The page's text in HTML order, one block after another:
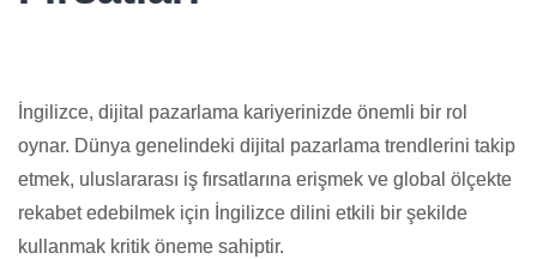
İngilizce, dijital pazarlama kariyerinizde önemli bir rol
oynar. Dünya genelindeki dijital pazarlama trendlerini takip
etmek, uluslararası iş fırsatlarına erişmek ve global ölçekte
rekabet edebilmek için İngilizce dilini etkili bir şekilde
kullanmak kritik öneme sahiptir.